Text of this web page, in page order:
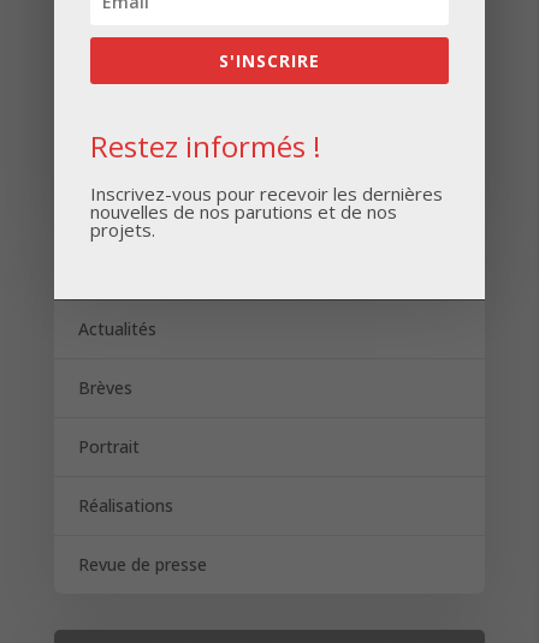
S'INSCRIRE
Actualités
Brèves
Portrait
Réalisations
Revue de presse
S'INSCRIRE
Restez informés !
Inscrivez-vous pour recevoir les dernières
nouvelles de nos parutions et de nos
projets.